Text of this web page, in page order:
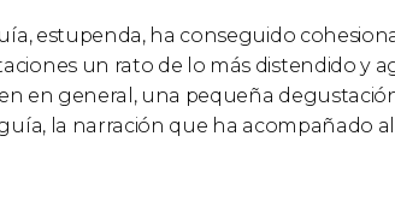
estupenda, ha conseguido
un rato de lo más distendido y
en general, una pequeña
la narración que ha acompañado al